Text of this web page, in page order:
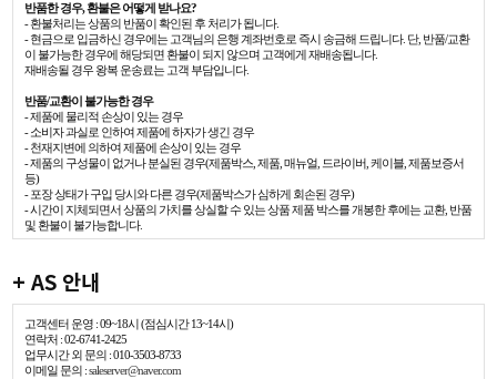
반품한 경우, 환불은 어떻게 받나요?
- 환불처리는 상품의 반품이 확인된 후 처리가 됩니다.
- 현금으로 입금하신 경우에는 고객님의 은행 계좌번호로 즉시 송금해 드립니다. 단, 반품/교환
이 불가능한 경우에 해당되면 환불이 되지 않으며 고객에게 재배송됩니다.
재배송될 경우 왕복 운송료는 고객 부담입니다.
반품/교환이 불가능한 경우
- 제품에 물리적 손상이 있는 경우
- 소비자 과실로 인하여 제품에 하자가 생긴 경우
- 천재지변에 의하여 제품에 손상이 있는 경우
- 제품의 구성물이 없거나 분실된 경우(제품박스, 제품, 매뉴얼, 드라이버, 케이블, 제품보증서
등)
- 포장 상태가 구입 당시와 다른 경우(제품박스가 심하게 회손된 경우)
- 시간이 지체되면서 상품의 가치를 상실할 수 있는 상품 제품 박스를 개봉한 후에는 교환, 반품
및 환불이 불가능합니다.
+ AS 안내
고객센터 운영 : 09~18시 (점심시간 13~14시)
연락처 : 02-6741-2425
업무시간 외 문의 : 010-3503-8733
이메일 문의 :saleserver@naver.com